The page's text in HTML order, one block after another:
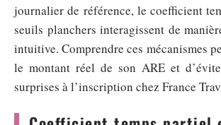
journalier de référence, le coefficient
seuils planchers interagissent de
intuitive. Comprendre ces mécanismes
le montant réel de son ARE et
surprises à l’inscription chez France